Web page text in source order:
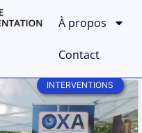
À propos
Contact
INTERVENTIONS